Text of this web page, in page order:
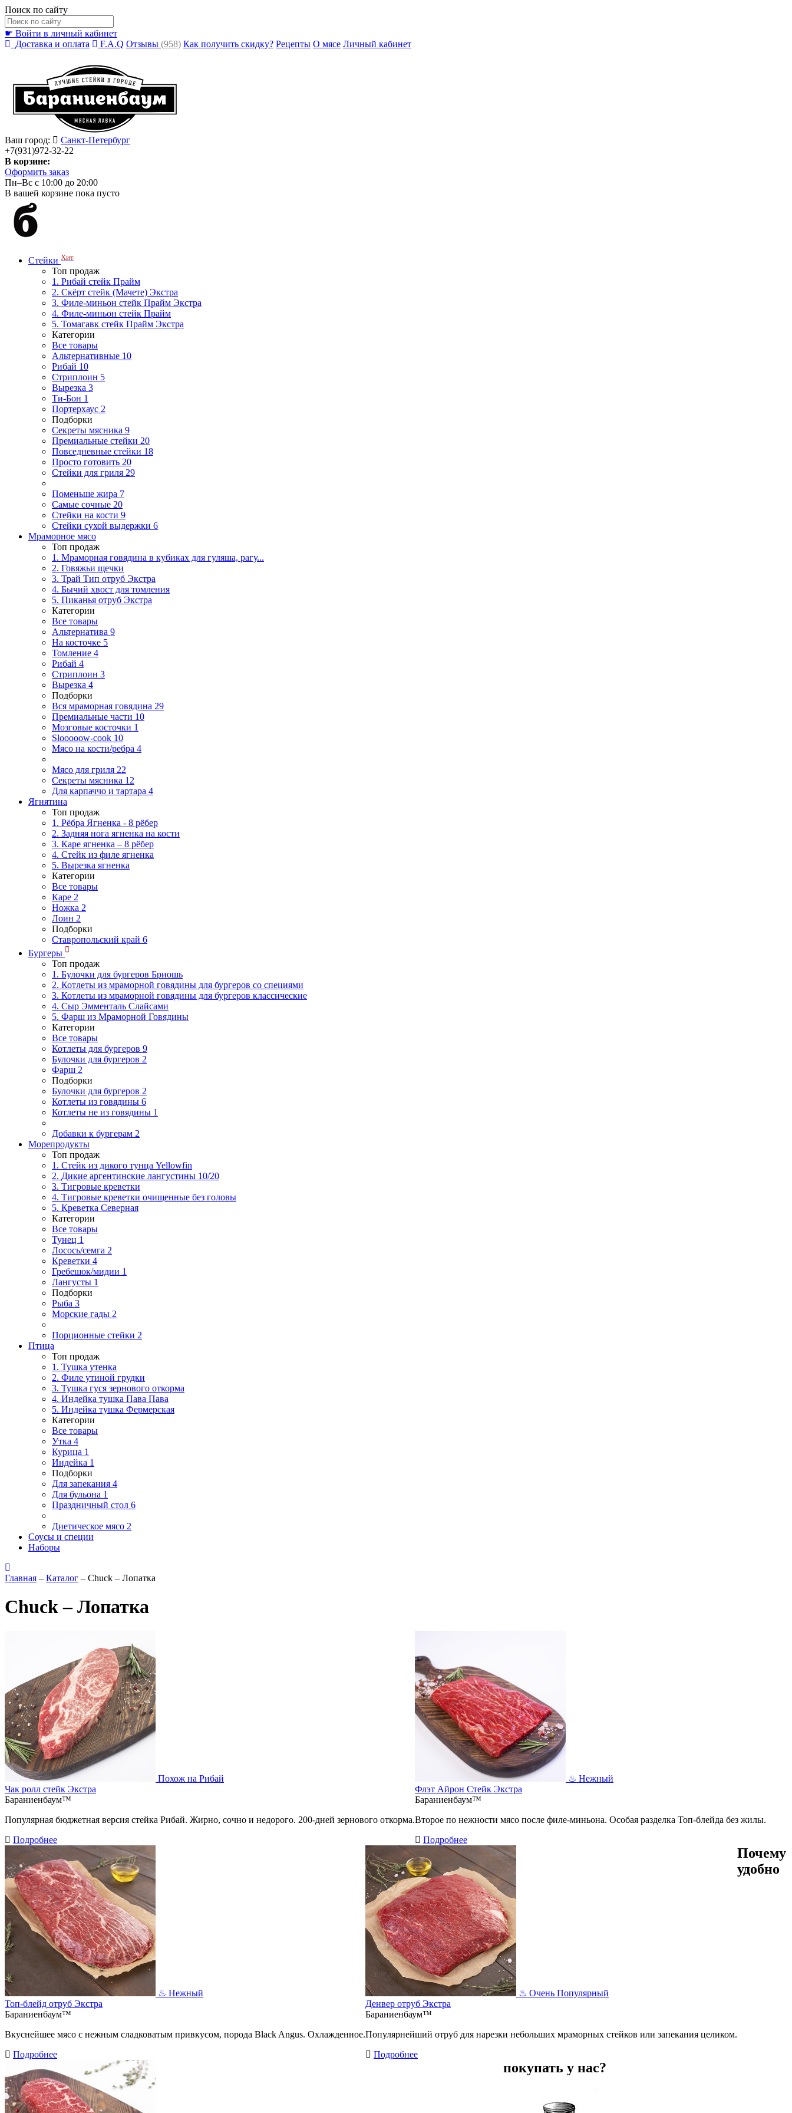
Поиск по сайту
☛ Войти в личный кабинет
Доставка и оплата
F.A.Q Отзывы (958) Как получить скидку? Рецепты О мясе Личный кабинет
Ваш город:
Санкт-Петербург
+7(931)972-32-22
В корзине:
Оформить заказ
Пн–Вс с 10:00 до 20:00
В вашей корзине пока пусто
Стейки Хит
Топ продаж
1. Рибай cтейк Прайм
2. Скёрт стейк (Мачете) Экстра
3. Филе-миньон стейк Прайм Экстра
4. Филе-миньон стейк Прайм
5. Томагавк стейк Прайм Экстра
Категории
Все товары
Альтернативные 10
Рибай 10
Стриплоин 5
Вырезка 3
Ти-Бон 1
Портерхаус 2
Подборки
Секреты мясника 9
Премиальные стейки 20
Повседневные стейки 18
Просто готовить 20
Стейки для гриля 29
Поменьше жира 7
Самые сочные 20
Стейки на кости 9
Стейки сухой выдержки 6
Мраморное мясо
Топ продаж
1. Мраморная говядина в кубиках для гуляша, рагу...
2. Говяжьи щечки
3. Трай Тип отруб Экстра
4. Бычий хвост для томления
5. Пиканья отруб Экстра
Категории
Все товары
Альтернатива 9
На косточке 5
Томление 4
Рибай 4
Стриплоин 3
Вырезка 4
Подборки
Вся мраморная говядина 29
Премиальные части 10
Мозговые косточки 1
Slooooow-cook 10
Мясо на кости/ребра 4
Мясо для гриля 22
Секреты мясника 12
Для карпаччо и тартара 4
Ягнятина
Топ продаж
1. Рёбра Ягненка - 8 рёбер
2. Задняя нога ягненка на кости
3. Каре ягненка – 8 рёбер
4. Стейк из филе ягненка
5. Вырезка ягненка
Категории
Все товары
Каре 2
Ножка 2
Лоин 2
Подборки
Ставропольский край 6
Бургеры
Топ продаж
1. Булочки для бургеров Бриошь
2. Котлеты из мраморной говядины для бургеров со специями
3. Котлеты из мраморной говядины для бургеров классические
4. Сыр Эмменталь Слайсами
5. Фарш из Мраморной Говядины
Категории
Все товары
Котлеты для бургеров 9
Булочки для бургеров 2
Фарш 2
Подборки
Булочки для бургеров 2
Котлеты из говядины 6
Котлеты не из говядины 1
Добавки к бургерам 2
Морепродукты
Топ продаж
1. Стейк из дикого тунца Yellowfin
2. Дикие аргентинские лангустины 10/20
3. Тигровые креветки
4. Тигровые креветки очищенные без головы
5. Креветка Cеверная
Категории
Все товары
Тунец 1
Лосось/семга 2
Креветки 4
Гребешок/мидии 1
Лангусты 1
Подборки
Рыба 3
Морские гады 2
Порционные стейки 2
Птица
Топ продаж
1. Тушка утенка
2. Филе утиной грудки
3. Тушка гуся зернового откорма
4. Индейка тушка Пава Пава
5. Индейка тушка Фермерская
Категории
Все товары
Утка 4
Курица 1
Индейка 1
Подборки
Для запекания 4
Для бульона 1
Праздничный стол 6
Диетическое мясо 2
Соусы и специи
Наборы
Главная – Каталог – Chuck – Лопатка
Chuck – Лопатка
Похож на Рибай
Чак ролл стейк Экстра
Бараниенбаум™
Популярная бюджетная версия стейка Рибай. Жирно, сочно и недорого. 200-дней зернового откорма.
Подробнее
♨︎ Нежный
Флэт Айрон Стейк Экстра
Бараниенбаум™
Второе по нежности мясо после филе-миньона. Особая разделка Топ-блейда без жилы.
Подробнее
♨︎ Нежный
Топ-блейд отруб Экстра
Бараниенбаум™
Вкуснейшее мясо с нежным сладковатым привкусом, порода Black Angus. Охлажденное.
Подробнее
♨︎ Очень Популярный
Денвер отруб Экстра
Бараниенбаум™
Популярнейший отруб для нарезки небольших мраморных стейков или запекания целиком.
Подробнее
Почему
удобно
покупать у нас?